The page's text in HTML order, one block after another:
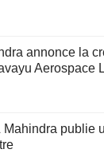
annonce la
Aerospace
Mahindra publie